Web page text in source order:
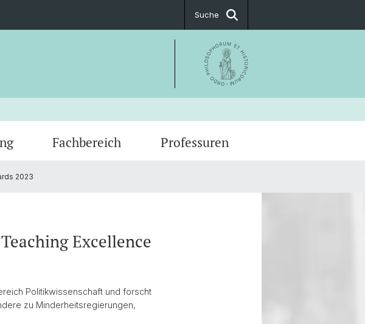
Suche
Fachbereich Professuren
2023
Excellence
Politikwissenschaft und forscht
zu Minderheitsregierungen,